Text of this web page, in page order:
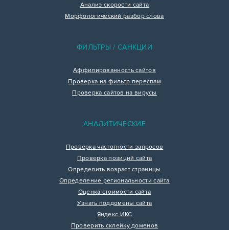
Анализ скорости сайта
Морфологический разбор слова
ФИЛЬТРЫ / САНКЦИИ
Аффилированность сайтов
Проверка на фильтр переспам
Проверка сайтов на вирусы
АНАЛИТИЧЕСКИЕ
Проверка частотности запросов
Проверка позиций сайта
Определить возраст страницы
Определение региональности сайта
Оценка стоимости сайта
Узнать поддомены сайта
Яндекс ИКС
Проверить склейку доменов